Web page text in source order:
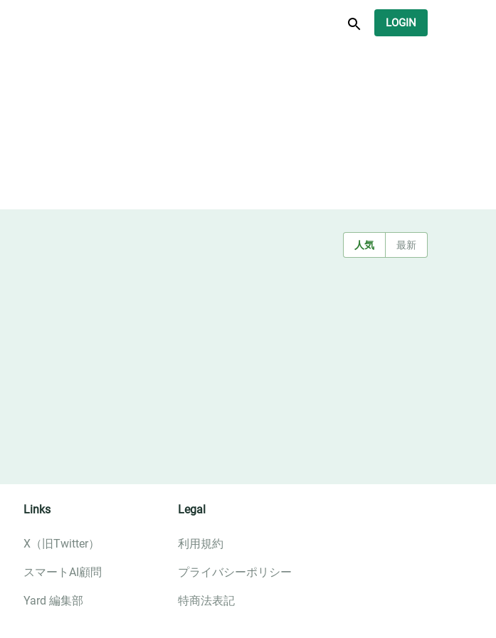
LOGIN
人気 最新
Links
X（旧Twitter）
スマートAI顧問
Yard 編集部
Legal
利用規約
プライバシーポリシー
特商法表記